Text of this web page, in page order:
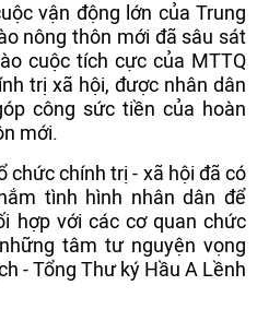
vận động lớn của Trung
nông thôn mới đã sâu sát
cuộc tích cực của MTTQ
trị xã hội, được nhân dân
công sức tiền của hoàn
mới.
chức chính trị - xã hội đã có
tình hình nhân dân để
hợp với các cơ quan chức
tâm tư nguyện vọng
- Tổng Thư ký Hầu A Lềnh